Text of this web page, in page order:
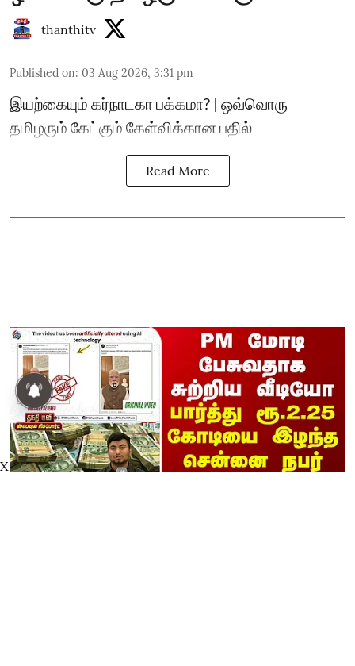
thanthitv
Published on: 03 Aug 2026, 3:31 pm
இயற்கையும் கர்நாடகா பக்கமா? | ஒவ்வொரு
தமிழரும் கேட்கும் கேள்விக்கான பதில்
Read More
X